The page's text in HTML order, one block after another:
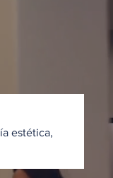
estética,